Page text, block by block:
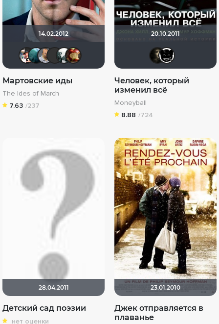
14.02.2012
nothingtown_hero
Giovanna
Мартовские иды
The Ides of March
7.63 /237
20.10.2011
Человек, который
изменил всё
Moneyball
8.88 /724
28.04.2011
Детский сад поэзии
нет оценки
23.01.2010
Джек отправляется в
плаванье